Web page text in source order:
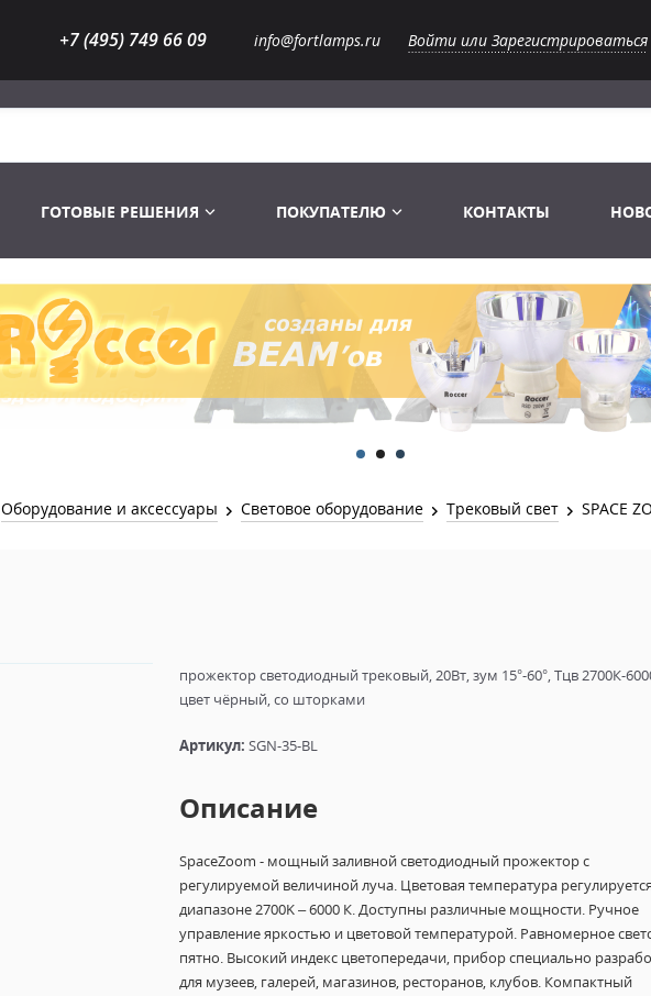
+7 (495) 749 66 09 info@fortlamps.ru Войти или Зарегистрироваться
Лампы Винтаж Ретро Декор
Лампы галогенные 6-120 V
Лампы студийные 110-240 V
Лампы-фары PAR
Лампы для бассейна
Лампы газоразрядные
Распродажа
Перчатки
Сумки и подсумки
Ремни и страховка
Распродажа
Световое оборудование
Аксессуары для света
Распродажа
2х канальные модули
ГОТОВЫЕ РЕШЕНИЯ ПОКУПАТЕЛЮ КОНТАКТЫ
Оборудование и аксессуары Световое оборудование Трековый свет SPACE
прожектор светодиодный трековый, 20Вт, зум 15°-60°, Тцв 2700К-
цвет чёрный, со шторками
Артикул: SGN-35-BL
Описание
SpaceZoom - мощный заливной светодиодный прожектор с
регулируемой величиной луча. Цветовая температура
диапазоне 2700K – 6000 К.Доступны различные мощности. Ручное
управление яркостью и цветовой температурой. Равномерное
пятно. Высокий индекс цветопередачи, прибор специально
для музеев, галерей, магазинов, ресторанов, клубов. Компактный